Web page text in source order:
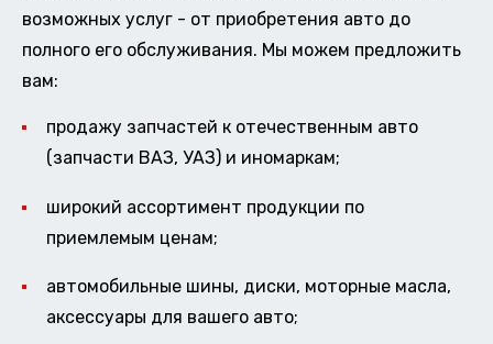
возможных услуг - от приобретения авто до
полного его обслуживания. Мы можем предложить
вам:
продажу запчастей к отечественным авто
(запчасти ВАЗ, УАЗ) и иномаркам;
широкий ассортимент продукции по
приемлемым ценам;
автомобильные шины, диски, моторные масла,
аксессуары для вашего авто;